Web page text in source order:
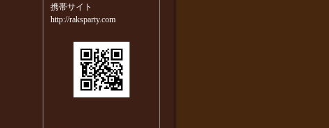
携帯サイト
http://raksparty.com